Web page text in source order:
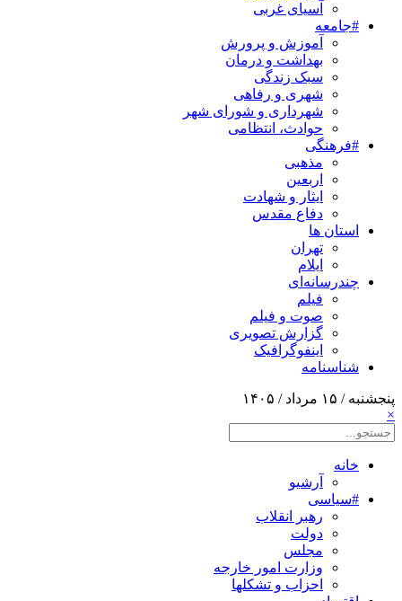
آسیای غربی
#جامعه
آموزش و پرورش
بهداشت و درمان
سبک زندگی
شهری و رفاهی
شهرداری و شورای شهر
حوادث، انتظامی
#فرهنگی
مذهبی
اربعین
ایثار و شهادت
دفاع مقدس
استان ها
تهران
ایلام
چندرسانه‌ای
فیلم
صوت و فیلم
گزارش تصویری
اینفوگرافیک
شناسنامه
پنجشنبه / ۱۵ مرداد / ۱۴۰۵
×
خانه
آرشیو
#سیاسی
رهبر انقلاب
دولت
مجلس
وزارت امور خارجه
احزاب و تشکلها